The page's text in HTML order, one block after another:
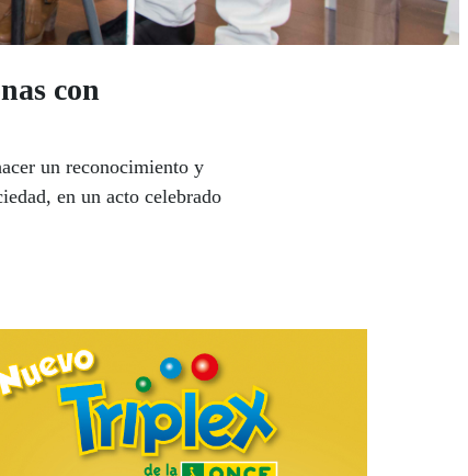
con
un reconocimiento y
en un acto celebrado